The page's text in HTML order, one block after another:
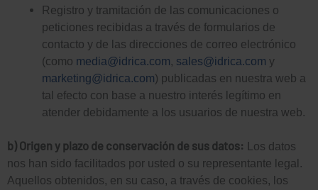
Registro y tramitación de las comunicaciones o
peticiones recibidas a través de formularios de
contacto y de las direcciones de correo electrónico
(como media@idrica.com sales@idrica.com y
marketing@idrica.com) publicadas en nuestra web a
tal efecto con base a nuestro interés legítimo en
atender debidamente a los usuarios de nuestra web.
b) Origen y plazo de conservación de sus datos: Los datos
nos han sido facilitados por usted o su representante legal.
Aquellos obtenidos, en su caso, a través de cookies, los